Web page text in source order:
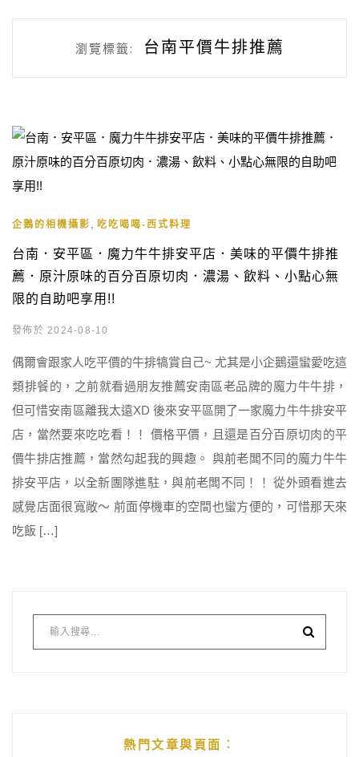
瀏覽標籤: 台南平價牛排推薦
企鵝的相機攝影 吃吃喝喝-西式料理
台南．安平區．魔力牛牛排安平店．美味的平價牛排推
薦．原汁原味的百分百原切肉．濃湯、飲料、小點心無
限的自助吧享用!!
發佈於 2024-08-10
偶爾會跟家人吃平價的牛排犒賞自己~ 尤其是小企鵝還蠻愛吃這
類排餐的，之前就看過朋友推薦安南區老品牌的魔力牛牛排，
但可惜安南區離我太遠XD 後來安平區開了一家魔力牛牛排安平
店，當然要來吃吃看！！ 價格平價，且還是百分百原切肉的平
價牛排店推薦，當然勾起我的興趣。 與前老闆不同的魔力牛牛
排安平店，以全新團隊進駐，與前老闆不同！！ 從外頭看進去
感覺店面很寬敞～ 前面停機車的空間也蠻方便的，可惜那天來
吃飯 […]
熱門文章與頁面︰